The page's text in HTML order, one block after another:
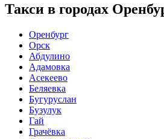
Такси в городах
Оренбург
Орск
Абдулино
Адамовка
Асекеево
Беляевка
Бугуруслан
Бузулук
Гай
Грачёвка